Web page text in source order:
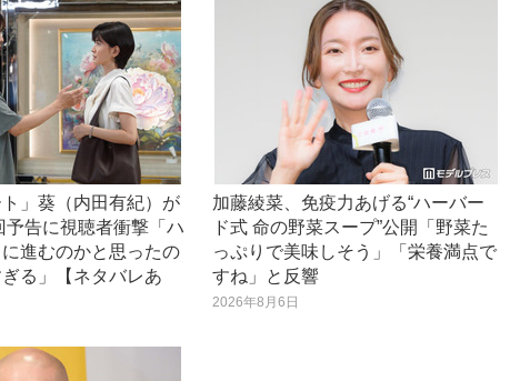
ト」葵（内田有紀）が
予告に視聴者衝撃「ハ
進むのかと思ったの
る」【ネタバレあ
加藤綾菜、免疫力あげる“ハーバー
ド式 命の野菜スープ”公開「野菜た
っぷりで美味しそう」「栄養満点で
すね」と反響
2026年8月6日